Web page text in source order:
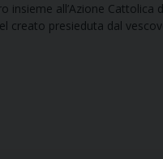
insieme all’Azione
creato presieduta dal